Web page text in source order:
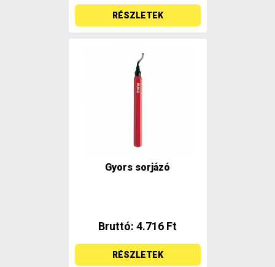
RÉSZLETEK
Gyors sorjázó
Bruttó: 4.716 Ft
RÉSZLETEK